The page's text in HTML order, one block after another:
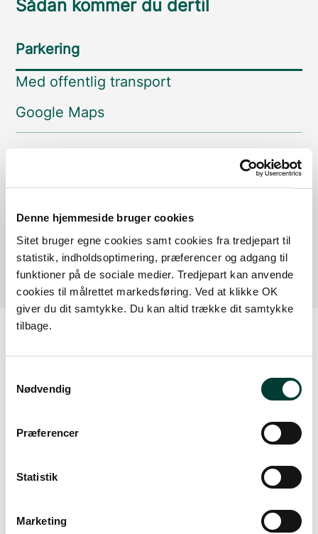
Denne hjemmeside bruger cookies
Sitet bruger egne cookies samt cookies fra tredjepart til
statistik, indholdsoptimering, præferencer og adgang til
funktioner på de sociale medier. Tredjepart kan anvende
cookies til målrettet markedsføring. Ved at klikke OK
giver du dit samtykke. Du kan altid trække dit samtykke
tilbage.
Nødvendig
Præferencer
Statistik
Marketing
Sådan kommer du dertil
Parkering
Med offentlig transport
Google Maps
Læs mere
18°9°